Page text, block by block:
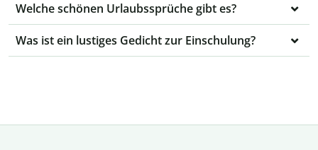
Welche schönen Urlaubssprüche gibt es?
Was ist ein lustiges Gedicht zur Einschulung?